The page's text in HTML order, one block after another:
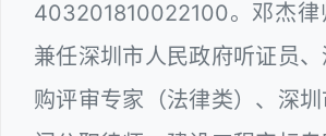
403201810022100。邓杰律
兼任深圳市人民政府听证员
购评审专家（法律类）、深